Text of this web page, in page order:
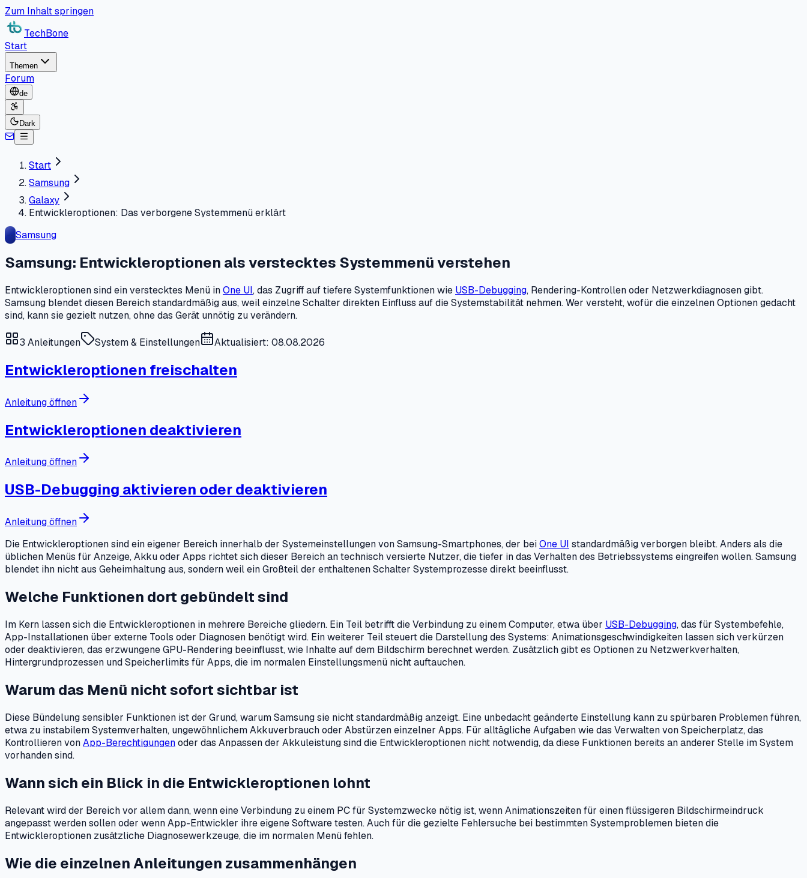
Zum Inhalt springen
TechBone
Start
Themen
Forum
de
Dark
Start
Samsung
Galaxy
Entwickleroptionen: Das verborgene Systemmenü erklärt
Samsung
Samsung: Entwickleroptionen als verstecktes Systemmenü verstehen
Entwickleroptionen sind ein verstecktes Menü inOne UI, das Zugriff auf tiefere Systemfunktionen wie USB-Debugging, Rendering-Kontrollen oder Netzwerkdiagnosen gibt.
Samsung blendet diesen Bereich standardmäßig aus, weil einzelne Schalter direkten Einfluss auf die Systemstabilität nehmen. Wer versteht, wofür die einzelnen Optionen gedacht
sind, kann sie gezielt nutzen, ohne das Gerät unnötig zu verändern.
3 Anleitungen System & Einstellungen Aktualisiert: 08.08.2026
Entwickleroptionen freischalten
Anleitung öffnen
Entwickleroptionen deaktivieren
Anleitung öffnen
USB-Debugging aktivieren oder deaktivieren
Anleitung öffnen
Die Entwickleroptionen sind ein eigener Bereich innerhalb der Systemeinstellungen von Samsung-Smartphones, der beiOne UI standardmäßig verborgen bleibt. Anders als die
üblichen Menüs für Anzeige, Akku oder Apps richtet sich dieser Bereich an technisch versierte Nutzer, die tiefer in das Verhalten des Betriebssystems eingreifen wollen. Samsung
blendet ihn nicht aus Geheimhaltung aus, sondern weil ein Großteil der enthaltenen Schalter Systemprozesse direkt beeinflusst.
Welche Funktionen dort gebündelt sind
Im Kern lassen sich die Entwickleroptionen in mehrere Bereiche gliedern. Ein Teil betrifft die Verbindung zu einem Computer, etwa über USB-Debugging, das für Systembefehle,
App-Installationen über externe Tools oder Diagnosen benötigt wird. Ein weiterer Teil steuert die Darstellung des Systems: Animationsgeschwindigkeiten lassen sich verkürzen
oder deaktivieren, das erzwungene GPU-Rendering beeinflusst, wie Inhalte auf dem Bildschirm berechnet werden. Zusätzlich gibt es Optionen zu Netzwerkverhalten,
Hintergrundprozessen und Speicherlimits für Apps, die im normalen Einstellungsmenü nicht auftauchen.
Warum das Menü nicht sofort sichtbar ist
Diese Bündelung sensibler Funktionen ist der Grund, warum Samsung sie nicht standardmäßig anzeigt. Eine unbedacht geänderte Einstellung kann zu spürbaren Problemen führen,
etwa zu instabilem Systemverhalten, ungewöhnlichem Akkuverbrauch oder Abstürzen einzelner Apps. Für alltägliche Aufgaben wie das Verwalten von Speicherplatz, das
Kontrollieren vonApp-Berechtigungenoder das Anpassen der Akkuleistung sind die Entwickleroptionen nicht notwendig, da diese Funktionen bereits an anderer Stelle im System
vorhanden sind.
Wann sich ein Blick in die Entwickleroptionen lohnt
Relevant wird der Bereich vor allem dann, wenn eine Verbindung zu einem PC für Systemzwecke nötig ist, wenn Animationszeiten für einen flüssigeren Bildschirmeindruck
angepasst werden sollen oder wenn App-Entwickler ihre eigene Software testen. Auch für die gezielte Fehlersuche bei bestimmten Systemproblemen bieten die
Entwickleroptionen zusätzliche Diagnosewerkzeuge, die im normalen Menü fehlen.
Wie die einzelnen Anleitungen zusammenhängen